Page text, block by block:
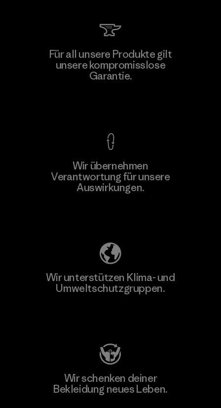
Für all unsere Produkte gilt
unsere kompromisslose
Garantie.
Wir übernehmen
Verantwortung für unsere
Auswirkungen.
Wir unterstützen Klima- und
Umweltschutzgruppen.
Wir schenken deiner
Bekleidung neues Leben.